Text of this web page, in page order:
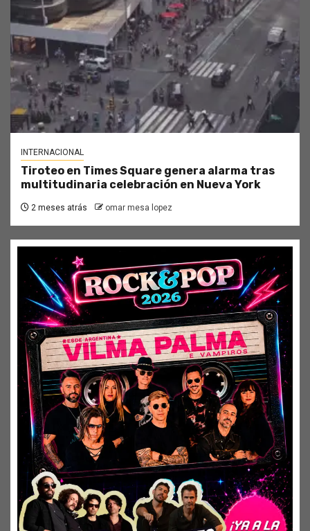
INTERNACIONAL
Tiroteo en Times Square genera alarma tras
multitudinaria celebración en Nueva York
2 meses atrás omar mesa lopez